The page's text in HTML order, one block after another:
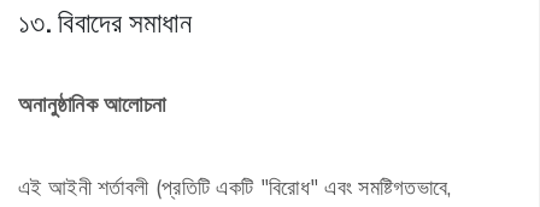
১৩. বিবাদের সমাধান
অনানুষ্ঠানিক আলোচনা
এই আইনী শর্তাবলী (প্রতিটি একটি "বিরোধ" এবং সমষ্টিগতভাবে,